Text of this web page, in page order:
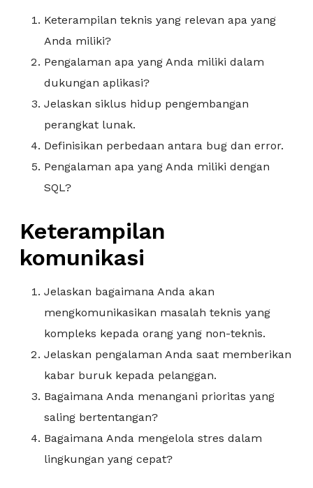
Keterampilan teknis yang relevan apa yang
Anda miliki?
Pengalaman apa yang Anda miliki dalam
dukungan aplikasi?
Jelaskan siklus hidup pengembangan
perangkat lunak.
Definisikan perbedaan antara bug dan error.
Pengalaman apa yang Anda miliki dengan
SQL?
Keterampilan
komunikasi
Jelaskan bagaimana Anda akan
mengkomunikasikan masalah teknis yang
kompleks kepada orang yang non-teknis.
Jelaskan pengalaman Anda saat memberikan
kabar buruk kepada pelanggan.
Bagaimana Anda menangani prioritas yang
saling bertentangan?
Bagaimana Anda mengelola stres dalam
lingkungan yang cepat?